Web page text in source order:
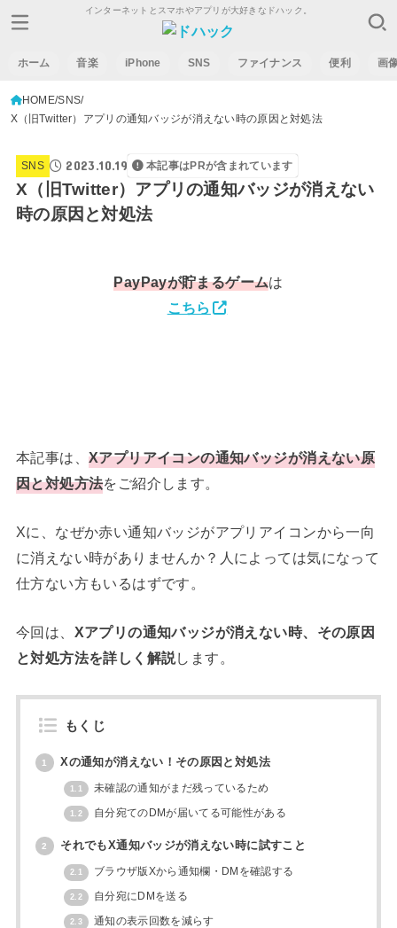
インターネットとスマホやアプリが大好きなドハック。
ホーム 音楽 iPhone SNS ファイナンス 便利 画
HOME SNS
X（旧Twitter）アプリの通知バッジが消えない時の原因と対処法
SNS 2023.10.19 本記事はPRが含まれています
X（旧Twitter）アプリの通知バッジが消えない
時の原因と対処法
PayPayが貯まるゲームは
こちら
本記事は、 Xアプリアイコンの通知バッジが消えない原
因と対処方法をご紹介します。
Xに、なぜか赤い通知バッジがアプリアイコンから一向
に消えない時がありませんか？人によっては気になって
仕方ない方もいるはずです。
今回は、 Xアプリの通知バッジが消えない時、その原因
と対処方法を詳しく解説します。
もくじ
1 Xの通知が消えない！その原因と対処法
1.1 未確認の通知がまだ残っているため
1.2 自分宛てのDMが届いてる可能性がある
2 それでもX通知バッジが消えない時に試すこと
2.1 ブラウザ版Xから通知欄・DMを確認する
2.2 自分宛にDMを送る
2.3 通知の表示回数を減らす